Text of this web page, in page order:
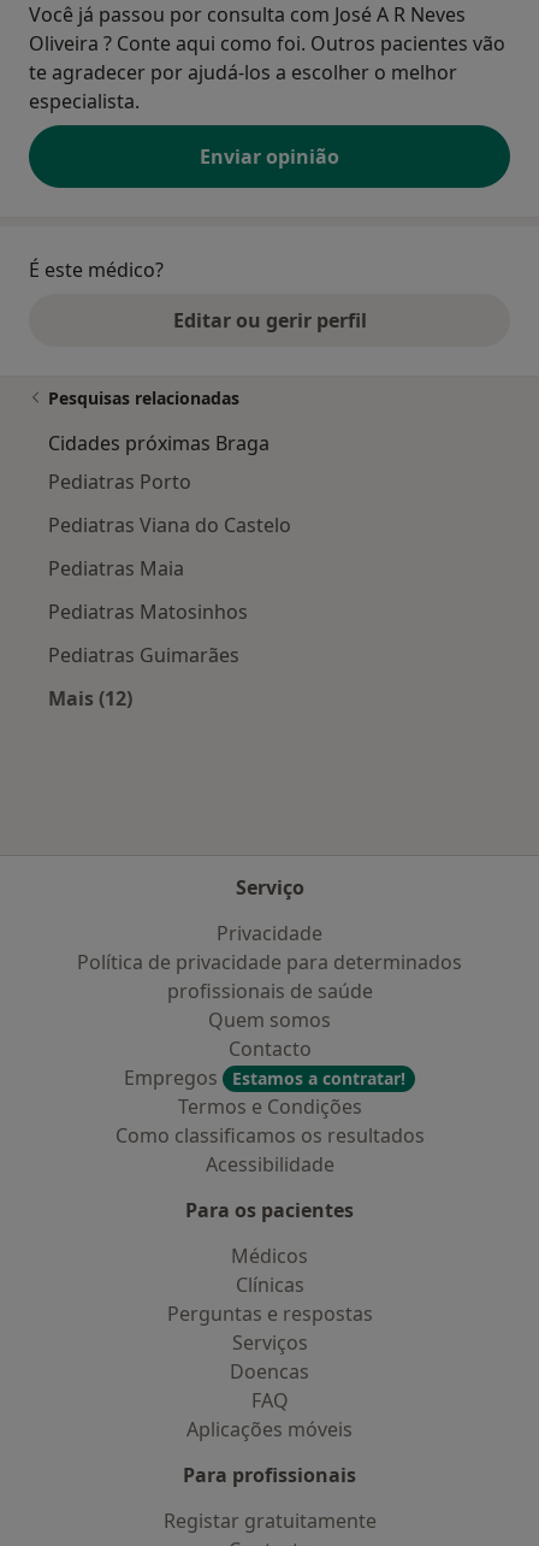
Você já passou por consulta com José A R Neves
Oliveira ? Conte aqui como foi. Outros pacientes vão
te agradecer por ajudá-los a escolher o melhor
especialista.
Enviar opinião
É este médico?
Editar ou gerir perfil
Pesquisas relacionadas
Cidades próximas Braga
Pediatras Porto
Pediatras Viana do Castelo
Pediatras Maia
Pediatras Matosinhos
Pediatras Guimarães
Mais (12)
Serviço
Privacidade
Política de privacidade para determinados
profissionais de saúde
Quem somos
Contacto
Empregos
Estamos a contratar!
Termos e Condições
Como classificamos os resultados
Acessibilidade
Para os pacientes
Médicos
Clínicas
Perguntas e respostas
Serviços
Doencas
FAQ
Aplicações móveis
Para profissionais
Registar gratuitamente